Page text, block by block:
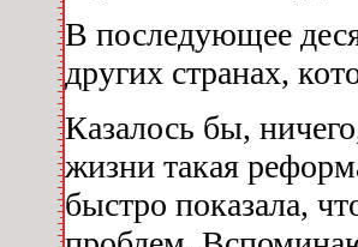
В последующее
других странах,
Казалось бы,
жизни такая
быстро показала,